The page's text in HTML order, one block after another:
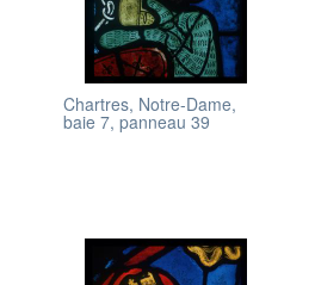
Chartres, Notre-Dame,
baie 7, panneau 39